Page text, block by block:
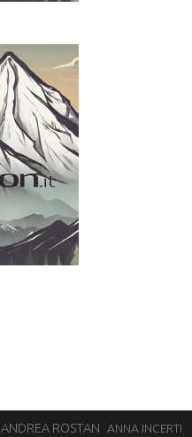
ANDREA ROSTAN ANNA INCERTI